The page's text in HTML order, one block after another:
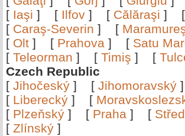
[ Iaşi ] [ Ilfov ] [ Călăraşi ] [
[ Caraş-Severin ] [
[ Olt ] [ Prahova ] [ Satu
[ Teleorman ] [ Timiş ] [
Czech Republic
[ Jihočeský ] [ Jihomoravský
[ Liberecký ] [
[ Plzeňský ] [ Praha ] [
[ Zlínský ]